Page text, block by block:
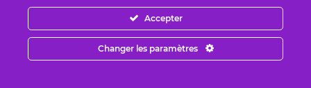
Accepter
Changer les paramètres